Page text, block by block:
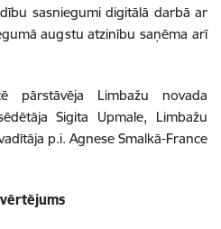
sasniegumi digitālā darbā ar
augstu atzinību saņēma arī
pārstāvēja Limbažu novada
Sigita Upmale, Limbažu
p.i. Agnese Smalkā-France